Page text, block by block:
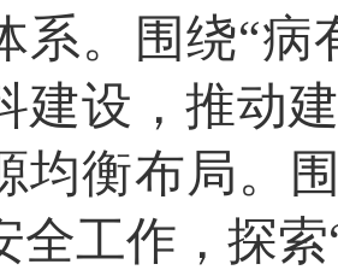
系。围绕“病
建设， 推动
均衡布局。
全工作，探索